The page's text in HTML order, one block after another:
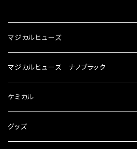
い致します。
マジカルヒューズ
スズキ
KEI
アルト
スバル
BRZ
ダイハツ
マジカルヒューズ ナノブラック
スズキ ブラック
KEI
スバル ブラック
ケミカル
グッズ